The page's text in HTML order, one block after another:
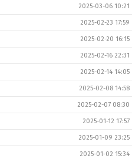
2025-03-06 10:21
2025-02-23 17:59
2025-02-20 16:15
2025-02-16 22:31
2025-02-14 14:05
2025-02-08 14:58
2025-02-07 08:30
2025-01-12 17:57
2025-01-09 23:25
2025-01-02 15:34